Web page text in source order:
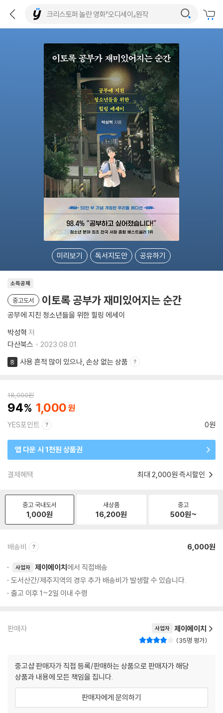
미리보기 독서지도안 공유하기
소득공제
중고도서 이토록 공부가 재미있어지는 순간
공부에 지친 청소년들을 위한 힐링 에세이
박성혁 저
다산북스
2023.08.01.
중 사용 흔적 많이 있으나, 손상 없는 상품
18,000원
94 1,000
YES포인트 0원
앱 다운 시 1천원 상품권
결제혜택 최대 2,000원 즉시할인
중고 국내도서
1,000원
새상품
16,200원
중고
500원~
배송비 6,000원
사업자 제이에이치에서 직접배송
도서산간/제주지역의 경우 추가 배송비가 발생할 수 있습니다.
출고 이후 1~2일 이내 수령
판매자 사업자 제이에이치
35명 평가
중고샵 판매자가 직접 등록/판매하는 상품으로 판매자가 해당
상품과 내용에 모든 책임을 집니다.
판매자에게 문의하기